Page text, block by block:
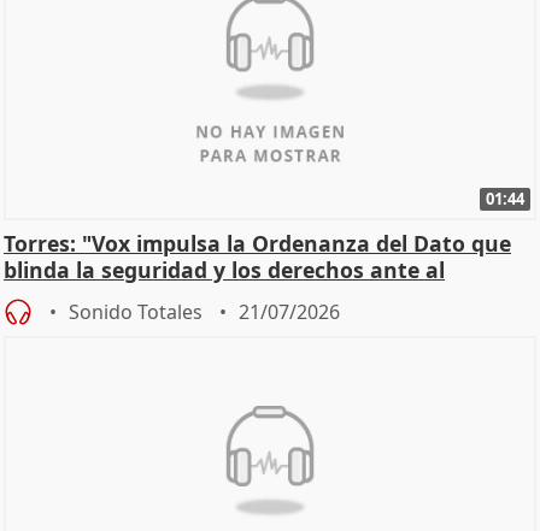
01:44
Torres: "Vox impulsa la Ordenanza del Dato que
blinda la seguridad y los derechos ante al
control"
Sonido Totales 21/07/2026